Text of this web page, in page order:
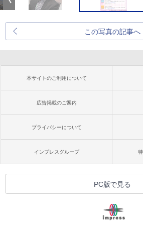
この写真の記事へ
本サイトのご利用について
広告掲載のご案内
プライバシーについて
インプレスグループ
PC版で見る